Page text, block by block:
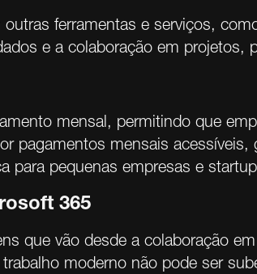
ferramentas e serviços,
e a colaboração em
mensal, permitindo que
pagamentos mensais
para pequenas empresas e
365
que vão desde a colaboração
moderno não pode ser